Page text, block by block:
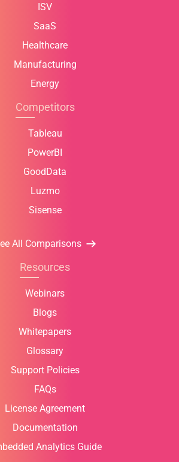
ISV
SaaS
Healthcare
Manufacturing
Energy
Competitors
Tableau
PowerBI
GoodData
Luzmo
Sisense
All Comparisons
Resources
Webinars
Blogs
Whitepapers
Glossary
Support Policies
FAQs
License Agreement
Documentation
Analytics Guide